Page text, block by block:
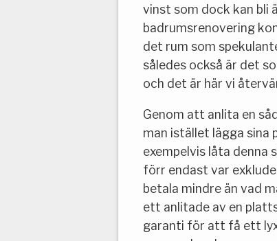
vinst som dock kan bli
badrumsrenovering
det rum som
således också är det
och det är här vi
Genom att anlita en
man istället lägga sina
exempelvis låta denna
förr endast var
betala mindre än vad
ett anlitade av en
garanti för att få ett